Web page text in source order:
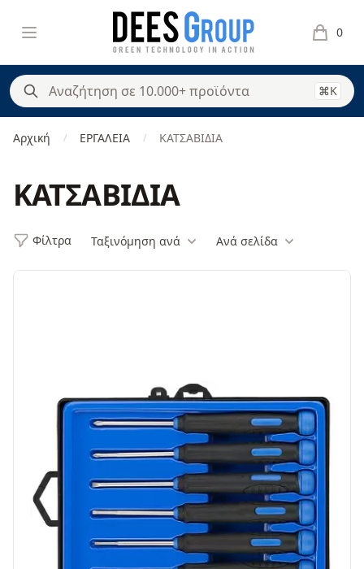
Open menu
DeesGroup
⌘K
0
items in
Αρχική / ΕΡΓΑΛΕΙΑ / ΚΑΤΣΑΒΙΔΙΑ
ΚΑΤΣΑΒΙΔΙΑ
Φίλτρα Ταξινόμηση ανά Ανά σελίδα
Φίλτρα
Products